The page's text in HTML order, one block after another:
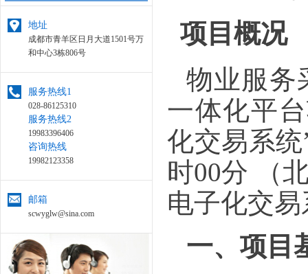
地址
成都市青羊区日月大道1501号万
和中心3栋806号
服务热线1
028-86125310
服务热线2
19983396406
咨询热线
19982123358
邮箱
scwyglw@sina.com
项目概况
物业服务
一体化平
化交易系
时00分 （
电子化交
一、项目